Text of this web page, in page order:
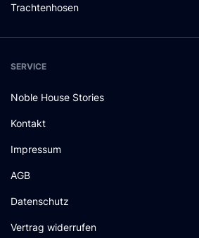
Trachtenhosen
SERVICE
Noble House Stories
Kontakt
Impressum
AGB
Datenschutz
Vertrag widerrufen